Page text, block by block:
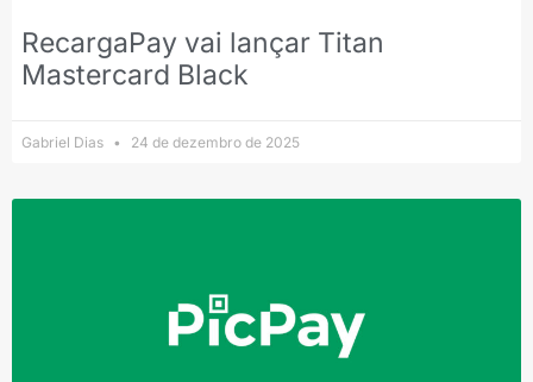
RecargaPay vai lançar Titan
Mastercard Black
Gabriel Dias 24 de dezembro de 2025